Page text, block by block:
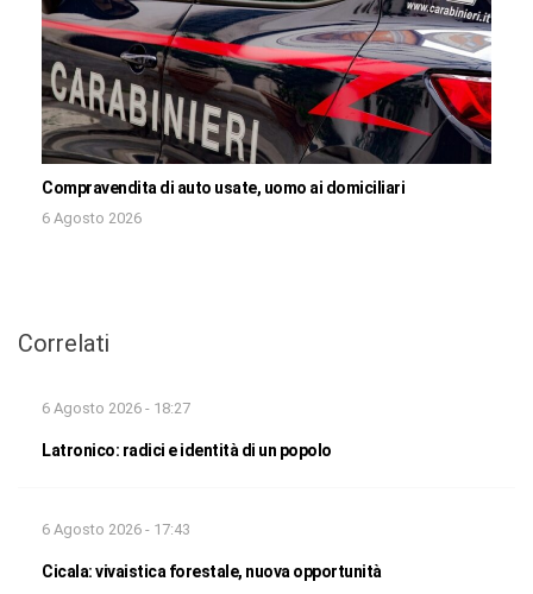
Compravendita di auto usate, uomo ai domiciliari
6 Agosto 2026
Correlati
6 Agosto 2026 - 18:27
Latronico: radici e identità di un popolo
6 Agosto 2026 - 17:43
Cicala: vivaistica forestale, nuova opportunità